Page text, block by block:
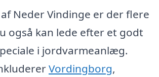
Neder Vindinge er der flere
også kan lede efter et godt
i jordvarmeanlæg.
Vordingborg,